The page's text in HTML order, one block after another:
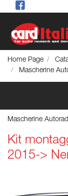
Home Page
Mascherine
Mascherine
Kit
2015->